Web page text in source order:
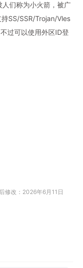
们称为小火箭，被广
SS/SSR/Trojan/Vles
过可以使用外区ID登
修改：2026年6月11日